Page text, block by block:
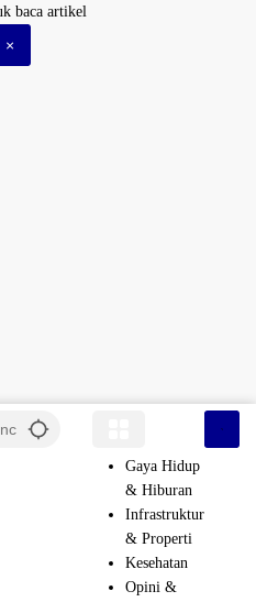
baca artikel
×
Gaya Hidup
& Hiburan
Infrastruktur
& Properti
Kesehatan
Opini &